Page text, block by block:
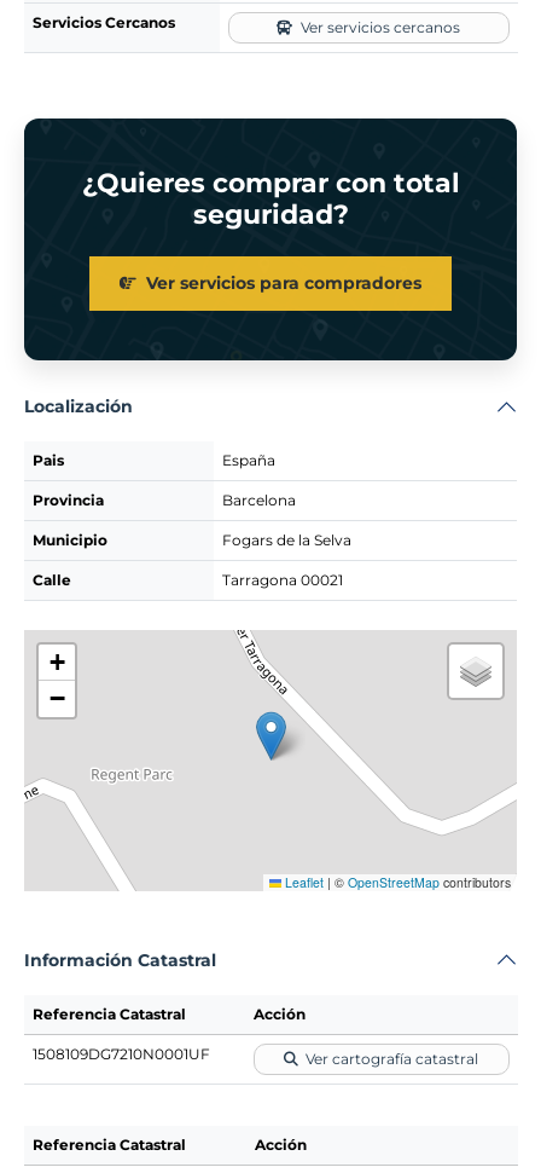
Servicios Cercanos Ver servicios cercanos
¿Quieres comprar con total
seguridad?
Ver servicios para compradores
Localización
Pais España
Provincia Barcelona
Municipio Fogars de la Selva
Calle Tarragona 00021
+
−
Leaflet | © OpenStreetMap contributors
Información Catastral
Referencia Catastral Acción
1508109DG7210N0001UF Ver cartografía catastral
Referencia Catastral Acción